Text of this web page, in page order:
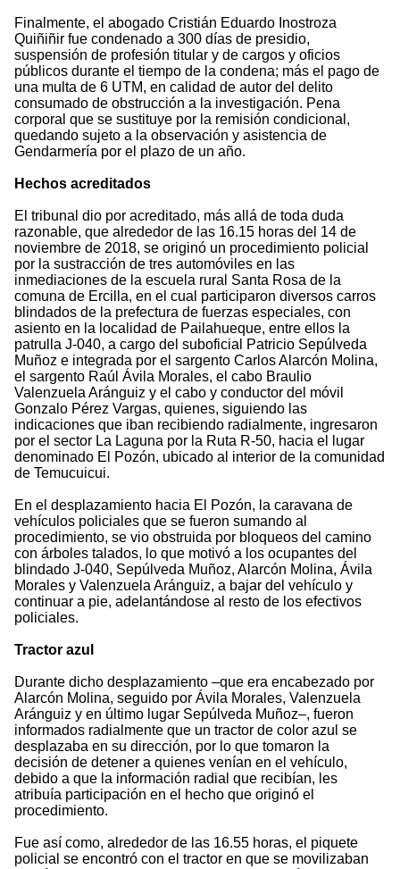
Finalmente, el abogado Cristián Eduardo Inostroza
Quiñiñir fue condenado a 300 días de presidio,
suspensión de profesión titular y de cargos y oficios
públicos durante el tiempo de la condena; más el pago de
una multa de 6 UTM, en calidad de autor del delito
consumado de obstrucción a la investigación. Pena
corporal que se sustituye por la remisión condicional,
quedando sujeto a la observación y asistencia de
Gendarmería por el plazo de un año.
Hechos acreditados
El tribunal dio por acreditado, más allá de toda duda
razonable, que alrededor de las 16.15 horas del 14 de
noviembre de 2018, se originó un procedimiento policial
por la sustracción de tres automóviles en las
inmediaciones de la escuela rural Santa Rosa de la
comuna de Ercilla, en el cual participaron diversos carros
blindados de la prefectura de fuerzas especiales, con
asiento en la localidad de Pailahueque, entre ellos la
patrulla J-040, a cargo del suboficial Patricio Sepúlveda
Muñoz e integrada por el sargento Carlos Alarcón Molina,
el sargento Raúl Ávila Morales, el cabo Braulio
Valenzuela Aránguiz y el cabo y conductor del móvil
Gonzalo Pérez Vargas, quienes, siguiendo las
indicaciones que iban recibiendo radialmente, ingresaron
por el sector La Laguna por la Ruta R-50, hacia el lugar
denominado El Pozón, ubicado al interior de la comunidad
de Temucuicui.
En el desplazamiento hacia El Pozón, la caravana de
vehículos policiales que se fueron sumando al
procedimiento, se vio obstruida por bloqueos del camino
con árboles talados, lo que motivó a los ocupantes del
blindado J-040, Sepúlveda Muñoz, Alarcón Molina, Ávila
Morales y Valenzuela Aránguiz, a bajar del vehículo y
continuar a pie, adelantándose al resto de los efectivos
policiales.
Tractor azul
Durante dicho desplazamiento –que era encabezado por
Alarcón Molina, seguido por Ávila Morales, Valenzuela
Aránguiz y en último lugar Sepúlveda Muñoz–, fueron
informados radialmente que un tractor de color azul se
desplazaba en su dirección, por lo que tomaron la
decisión de detener a quienes venían en el vehículo,
debido a que la información radial que recibían, les
atribuía participación en el hecho que originó el
procedimiento.
Fue así como, alrededor de las 16.55 horas, el piquete
policial se encontró con el tractor en que se movilizaban